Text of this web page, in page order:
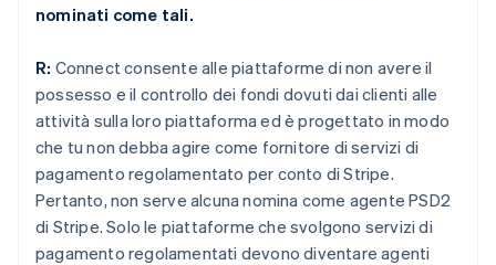
nominati come tali.
R: Connect consente alle piattaforme di non avere il
possesso e il controllo dei fondi dovuti dai clienti alle
attività sulla loro piattaforma ed è progettato in modo
che tu non debba agire come fornitore di servizi di
pagamento regolamentato per conto di Stripe.
Pertanto, non serve alcuna nomina come agente PSD2
di Stripe. Solo le piattaforme che svolgono servizi di
pagamento regolamentati devono diventare agenti